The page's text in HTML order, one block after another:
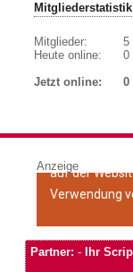
Mitgliederstatistik
Mitglieder:
Heute online:
5
0
Jetzt online:
0
Anzeige
Partner: - Ihr